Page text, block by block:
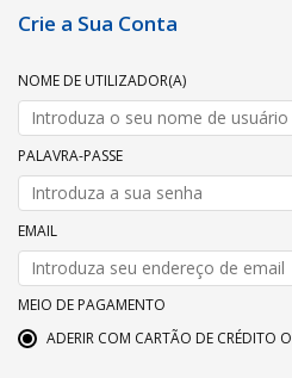
Crie a Sua Conta
NOME DE UTILIZADOR(A)
PALAVRA-PASSE
EMAIL
MEIO DE PAGAMENTO
ADERIR COM CARTÃO DE CRÉDITO